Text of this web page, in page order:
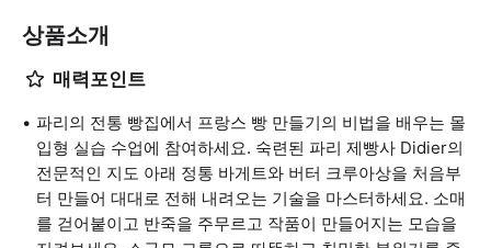
상품소개
매력포인트
파리의 전통 빵집에서 프랑스 빵 만들기의 비법을 배우는 몰
입형 실습 수업에 참여하세요. 숙련된 파리 제빵사 Didier의
전문적인 지도 아래 정통 바게트와 버터 크루아상을 처음부
터 만들어 대대로 전해 내려오는 기술을 마스터하세요. 소매
를 걷어붙이고 반죽을 주무르고 작품이 만들어지는 모습을